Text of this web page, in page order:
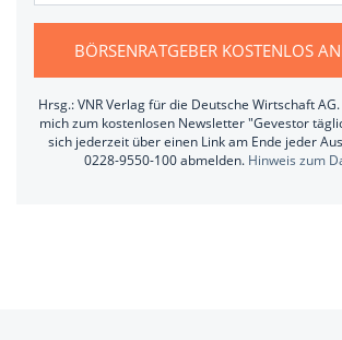
BÖRSENRATGEBER KOSTENLOS
Hrsg.: VNR Verlag für die Deutsche Wirtschaft
mich zum kostenlosen Newsletter "Gevestor
sich jederzeit über einen Link am Ende jeder
0228-9550-100 abmelden. Hinweis zum